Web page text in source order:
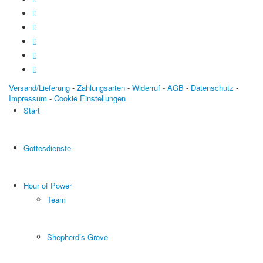
Versand/Lieferung - Zahlungsarten - Widerruf - AGB - Datenschutz -
Impressum - Cookie Einstellungen
Start
Gottesdienste
Hour of Power
Team
Shepherd’s Grove